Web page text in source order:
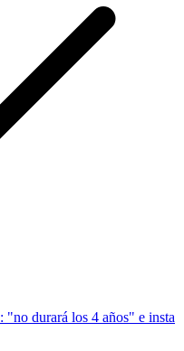
"no durará los 4 años" e insta